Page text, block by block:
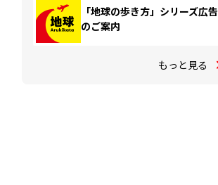
「地球の歩き方」シリーズ広告
のご案内
もっと見る